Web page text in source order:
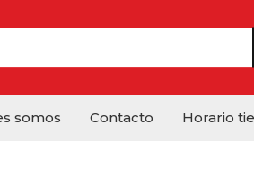
somos Contacto Horario